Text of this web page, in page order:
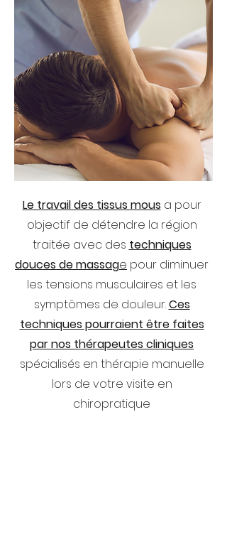
Le travail des tissus mous a pour
objectif de détendre la région
traitée avec des techniques
douces de massage pour diminuer
les tensions musculaires et les
symptômes de douleur.Ces
techniques pourraient être faites
par nos thérapeutes cliniques
spécialisés en thérapie manuelle
lors de votre visite en
chiropratique